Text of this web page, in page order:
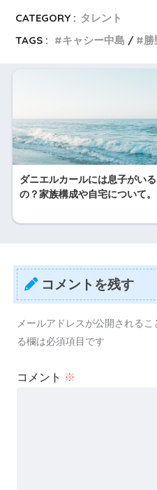
CATEGORY : タレント
TAGS :
キャシー中島 勝
ダニエルカールには息子がいる
の？家族構成や自宅について。
コメントを残す
メールアドレスが公開されるこ
る欄は必須項目です
コメント ※